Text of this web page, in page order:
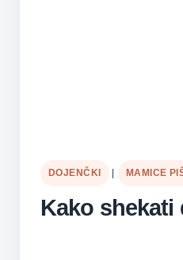
DOJENČKI MAMICE
Kako shekati